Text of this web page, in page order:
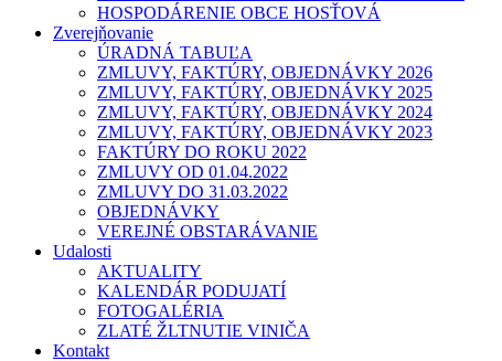
HOSPODÁRENIE OBCE HOSŤOVÁ
Zverejňovanie
ÚRADNÁ TABUĽA
ZMLUVY, FAKTÚRY, OBJEDNÁVKY 2026
ZMLUVY, FAKTÚRY, OBJEDNÁVKY 2025
ZMLUVY, FAKTÚRY, OBJEDNÁVKY 2024
ZMLUVY, FAKTÚRY, OBJEDNÁVKY 2023
FAKTÚRY DO ROKU 2022
ZMLUVY OD 01.04.2022
ZMLUVY DO 31.03.2022
OBJEDNÁVKY
VEREJNÉ OBSTARÁVANIE
Udalosti
AKTUALITY
KALENDÁR PODUJATÍ
FOTOGALÉRIA
ZLATÉ ŽLTNUTIE VINIČA
Kontakt